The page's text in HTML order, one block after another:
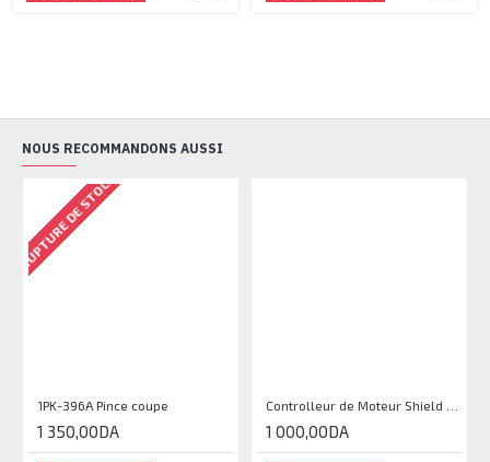
NOUS RECOMMANDONS AUSSI
RUPTURE DE STOCK
1PK-396A Pince coupe
1 350,00DA 1 000,00DA